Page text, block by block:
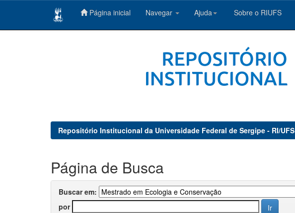
Página inicial Navegar Ajuda Sobre o RIUFS
Repositório Institucional da Universidade Federal de Sergipe - RI/UFS
Página de Busca
Buscar em:
por